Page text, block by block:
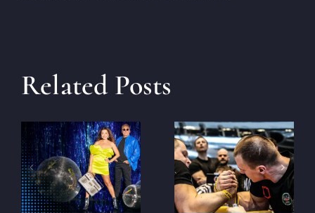
Related Posts
2025. gada
Lietuvas
nacionālais
čempionāts
roku locīšanā
Sandra un
Viktors